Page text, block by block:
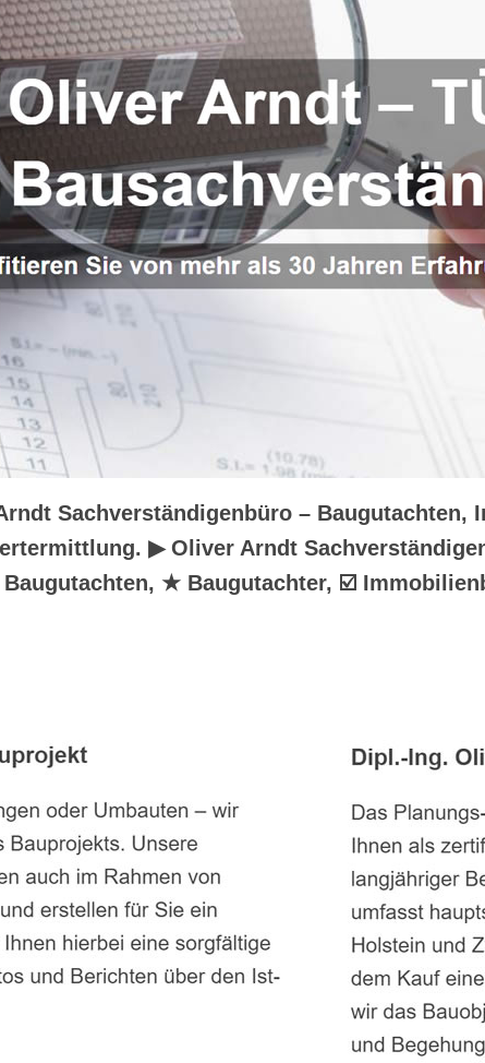
Sachverständigenbüro – Baugutachten,
▶︎ Oliver Arndt
★ Baugutachter, ☑️